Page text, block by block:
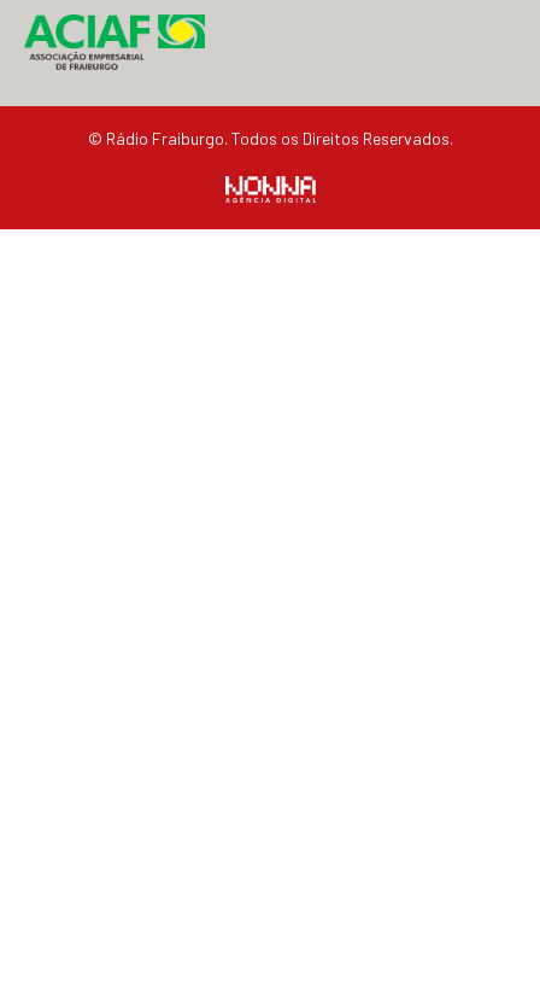
© Rádio Fraiburgo. Todos os Direitos Reservados.